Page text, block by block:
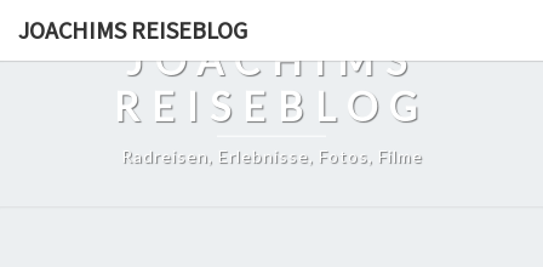
JOACHIMS REISEBLOG
JOACHIMS
REISEBLOG
Radreisen, Erlebnisse, Fotos, Filme